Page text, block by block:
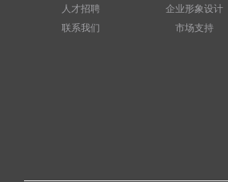
人才招聘
企业形象设计
联系我们
市场支持